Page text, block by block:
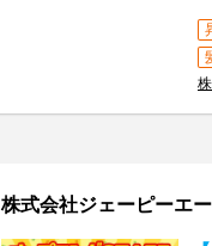
株式会社ジェーピーエ